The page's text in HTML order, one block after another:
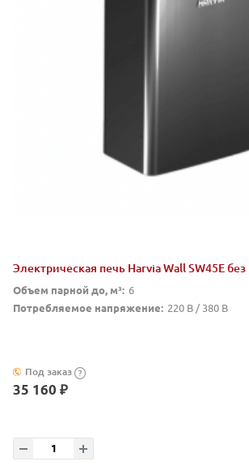
Электрическая печь Harvia Wall SW45E без
Объем парной до, м³: 6
Потребляемое напряжение: 220 В / 380 В
Под заказ ?
35 160 ₽